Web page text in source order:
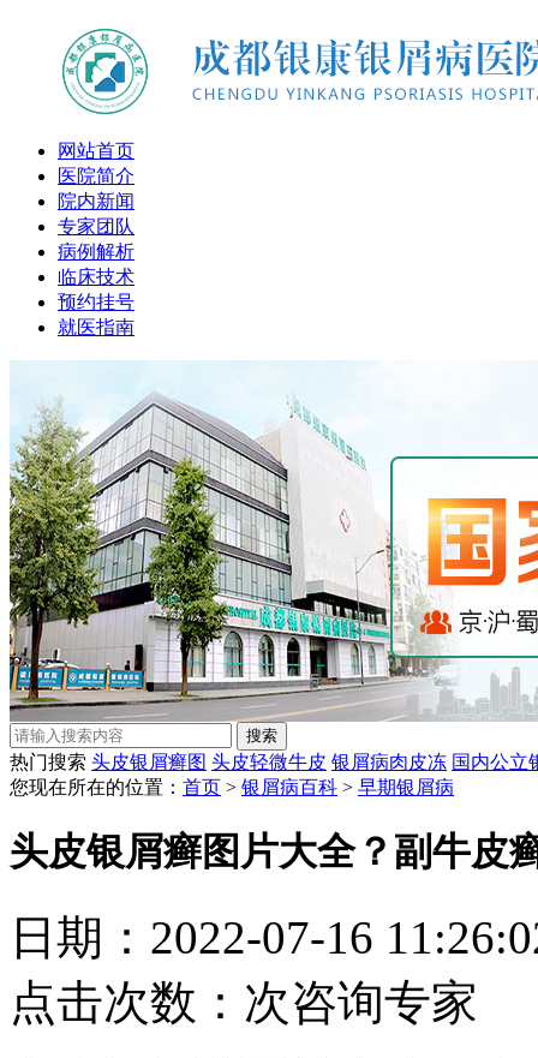
网站首页
医院简介
院内新闻
专家团队
病例解析
临床技术
预约挂号
就医指南
热门搜索 头皮银屑癣图 头皮轻微牛皮 银屑病肉皮冻 国内公立
您现在所在的位置： 首页 > 银屑病百科 > 早期银屑病
头皮银屑癣图片大全？副牛皮
日期：2022-07-16
点击次数： 次咨询专家